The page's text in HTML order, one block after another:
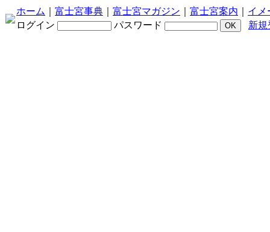
ホーム 富士宮事典 富士宮マガジン 富士宮案内
イメ
ログイン
パスワード 新規